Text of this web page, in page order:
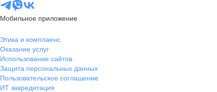
Мобильное приложение
Этика и комплаенс
Оказание услуг
Использование сайтов
Защита персональных данных
Пользовательское соглашение
ИТ аккредитация